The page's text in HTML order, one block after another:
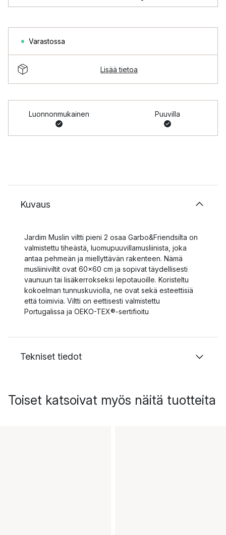
Varastossa
Lisää tietoa
Luonnonmukainen Puuvilla
Kuvaus
Jardim Muslin viltti pieni 2 osaa Garbo&Friendsilta on
valmistettu tiheästä, luomupuuvillamusliinista, joka
antaa pehmeän ja miellyttävän rakenteen. Nämä
musliiniviltit ovat 60x60 cm ja sopivat täydellisesti
vaunuun tai lisäkerrokseksi lepotauoille. Koristeltu
kokoelman tunnuskuviolla, ne ovat sekä esteettisiä
että toimivia. Viltti on eettisesti valmistettu
Portugalissa ja OEKO-TEX®-sertifioitu
Tekniset tiedot
Toiset katsoivat myös näitä tuotteita